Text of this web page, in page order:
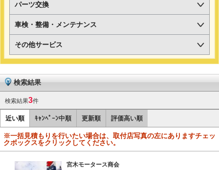
パーツ交換
車検・整備・メンテナンス
その他サービス
検索結果
検索結果3件
近い順 ｷｬﾝﾍﾟｰﾝ中順 更新順 評価高い順
※一括見積もりを行いたい場合は、取付店写真の左にありますチェッ
クボックスをクリックしてください。
宮木モータース商会